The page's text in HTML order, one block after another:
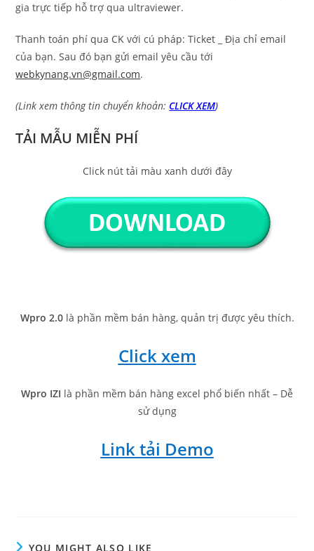
gia trực tiếp hỗ trợ qua ultraviewer.
Thanh toán phí qua CK với cú pháp: Ticket _ Địa chỉ email
của bạn. Sau đó bạn gửi email yêu cầu tới
webkynang.vn@gmail.com.
(Link xem thông tin chuyển khoản: CLICK XEM)
TẢI MẪU MIỄN PHÍ
Click nút tải màu xanh dưới đây
Wpro 2.0là phần mềm bán hàng, quản trị được yêu thích.
Click xem
Wpro IZI là phần mềm bán hàng excel phổ biến nhất – Dễ
sử dụng
Link tải Demo
YOU MIGHT ALSO LIKE